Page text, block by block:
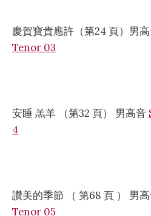
慶賀寶貴應許（第24 頁）男
Tenor 03
安睡 羔羊 （第32 頁） 男高音
4
讚美的季節 （ 第68 頁 ） 男
Tenor 05